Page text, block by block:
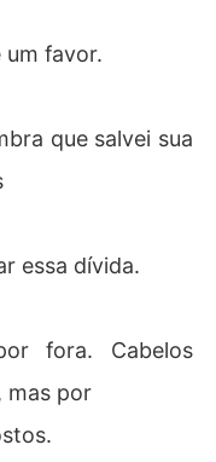
um favor.
que salvei sua
essa dívida.
fora. Cabelos
mas por